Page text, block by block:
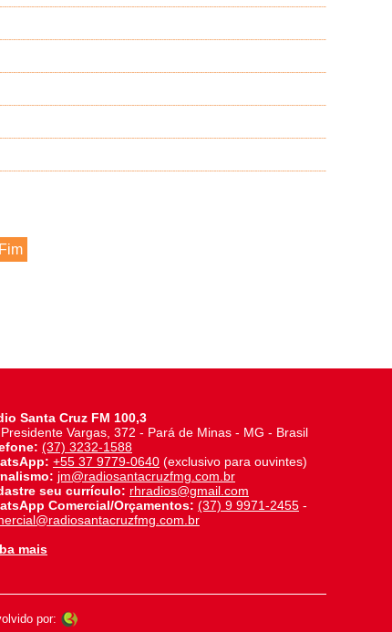
Fim
Santa Cruz FM 100,3
Vargas, 372 - Pará de Minas - MG - Brasil
(37) 3232-1588
+55 37 9779-0640 (exclusivo para ouvintes)
jm@radiosantacruzfmg.com.br
seu currículo: rhradios@gmail.com
Comercial/Orçamentos: (37) 9 9971-2455 -
mais
por: